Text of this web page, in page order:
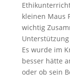
kleinen Maus
wichtig
Es wurde im
besser hätte
oder ob sein